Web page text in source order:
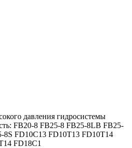
давления гидросистемы
FB20-8 FB25-8 FB25-8LB FB25-
FD10C13 FD10T13 FD10T14
FD18C1